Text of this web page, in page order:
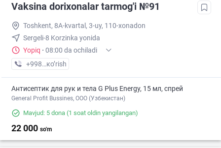
Vaksina dorixonalar tarmog'i №91
Toshkent, 8A-kvartal, 3-uy, 110-xonadon
Sergeli-8 Korzinka yonida
Yopiq · 08:00 da ochiladi
+998 (77) XXX-XX-XX
кo’rish
Антисептик для рук и тела G Plus Energy, 15 мл, спрей
General Profit Bussines, ООО (Узбекистан)
Mavjud: 5 dona (1 soat oldin yangilangan)
22 000 so'm